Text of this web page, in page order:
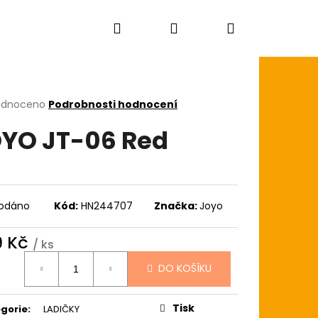
Hledat PřihlášeníNákupní
Podrobnosti hodnocení
JT-06 Red
Kód: HN244707 Značka:Joyo
Kč / ks
DO KOŠÍKU
:
LADIČKY
Tisk
SKIN+ COATED